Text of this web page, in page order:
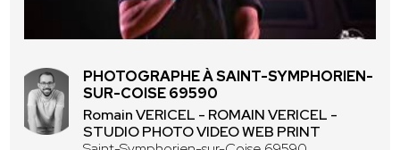
PHOTOGRAPHE À SAINT-SYMPHORIEN-
SUR-COISE 69590
Romain VERICEL - ROMAIN VERICEL -
STUDIO PHOTO VIDEO WEB PRINT